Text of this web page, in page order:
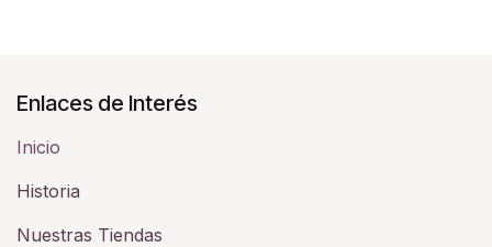
Enlaces de Interés
Inicio
Historia​
Nuestras Tiendas